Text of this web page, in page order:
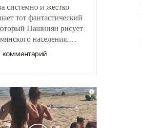
системно и жестко
тот фантастический
Пашинян рисует
населения.
будут безусловно
и где
за свои поступки не
комментарий